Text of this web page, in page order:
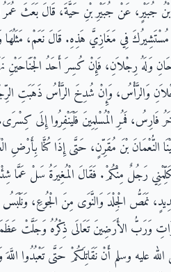
بْنُ جُبَيْرٍ، عَنْ جُبَيْرِ بْنِ حَيَّةَ، قَالَ بَعَثَ عُمَرُ
مُسْتَشِيرُكَ فِي مَغَازِيَّ هَذِهِ‏.‏ قَالَ نَعَمْ،
وَلَهُ رِجْلاَنِ، فَإِنْ كُسِرَ أَحَدُ الْجَنَاحَيْنِ
وَالرَّأْسُ، وَإِنْ شُدِخَ الرَّأْسُ ذَهَبَتِ
فَمُرِ الْمُسْلِمِينَ فَلْيَنْفِرُوا إِلَى
النُّعْمَانَ بْنَ مُقَرِّنٍ، حَتَّى إِذَا كُنَّا بِأَرْضِ
رَجُلٌ مِنْكُمْ‏.‏ فَقَالَ الْمُغِيرَةُ سَلْ عَمَّا
نَمَصُّ الْجِلْدَ وَالنَّوَى مِنَ الْجُوعِ، وَنَلْبَسُ
وَرَبُّ الأَرَضِينَ تَعَالَى ذِكْرُهُ وَجَلَّتْ عَظَمَتُهُ
عليه وسلم أَنْ نَقَاتِلَكُمْ حَتَّى تَعْبُدُوا